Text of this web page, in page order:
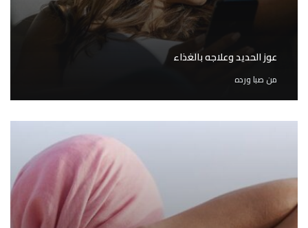
عوز الحديد وعلاجه بالغذاء
من صبا ورده